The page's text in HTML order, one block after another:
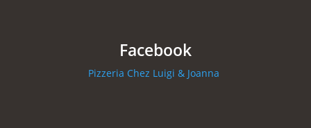
Facebook
Pizzeria Chez Luigi & Joanna